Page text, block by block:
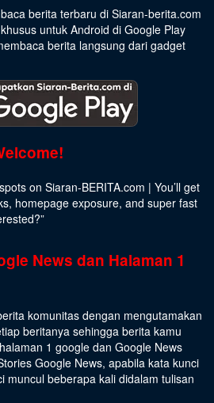
berita terbaru di Siaran-berita.com
untuk Android di Google Play
berita langsung dari gadget
on Siaran-BERITA.com | You’ll get
homepage exposure, and super fast
?”
News dan Halaman 1
komunitas dengan mengutamakan
beritanya sehingga berita kamu
1 google dan Google News
Google News, apabila kata kunci
muncul beberapa kali didalam tulisan